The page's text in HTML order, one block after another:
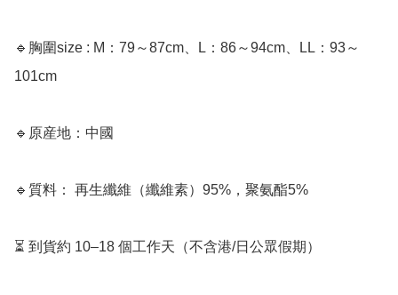
🔹胸圍size : M：79～87cm、L：86～94cm、LL：93～
101cm
🔹原産地：中國
🔹質料： 再生纖維（纖維素）95%，聚氨酯5%
⏳ 到貨約 10–18 個工作天（不含港/日公眾假期）